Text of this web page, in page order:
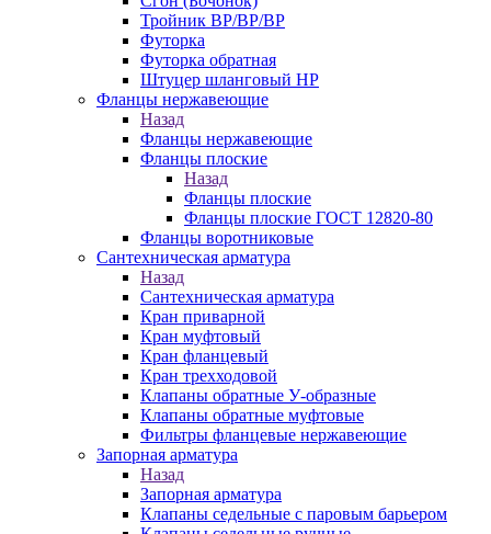
Тройник ВР/ВР/ВР
Футорка
Футорка обратная
Штуцер шланговый НР
Фланцы нержавеющие
Назад
Фланцы нержавеющие
Фланцы плоские
Назад
Фланцы плоские
Фланцы плоские ГОСТ 12820-80
Фланцы воротниковые
Сантехническая арматура
Назад
Сантехническая арматура
Кран приварной
Кран муфтовый
Кран фланцевый
Кран трехходовой
Клапаны обратные У-образные
Клапаны обратные муфтовые
Фильтры фланцевые нержавеющие
Запорная арматура
Назад
Запорная арматура
Клапаны седельные с паровым барьером